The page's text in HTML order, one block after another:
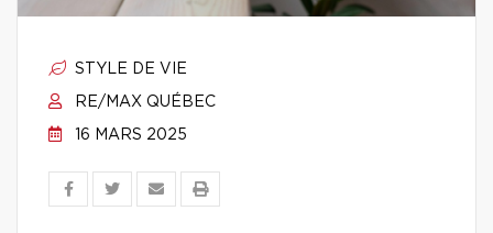
STYLE DE VIE
RE/MAX QUÉBEC
16 MARS 2025